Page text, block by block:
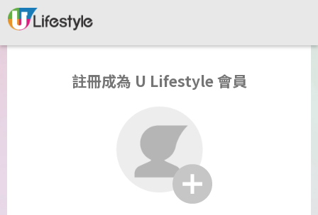
註冊成為 U Lifestyle 會員